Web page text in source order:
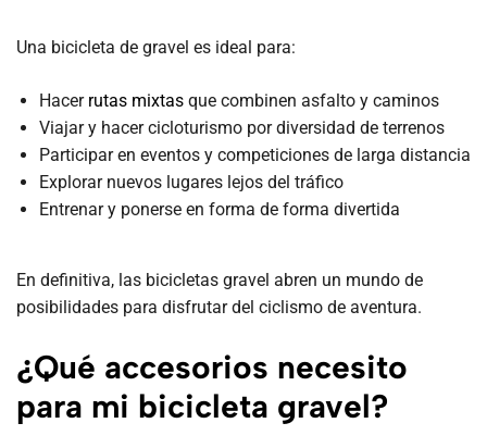
Una bicicleta de gravel es ideal para:
Hacerrutas mixtasque combinen asfalto y caminos
Viajar y hacer cicloturismo por diversidad de terrenos
Participar en eventos y competiciones de larga distancia
Explorar nuevos lugares lejos del tráfico
Entrenar y ponerse en forma de forma divertida
En definitiva, las bicicletas gravel abren un mundo de
posibilidades para disfrutar del ciclismo de aventura.
¿Qué accesorios necesito
para mi bicicleta gravel?